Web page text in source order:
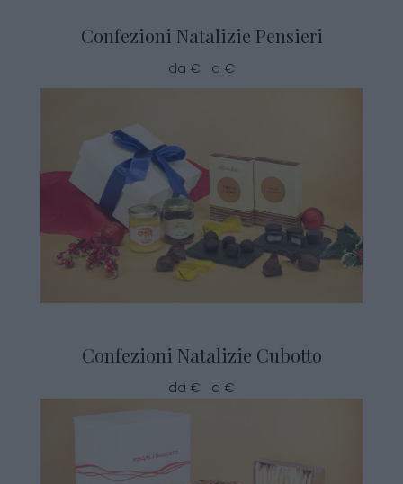
Confezioni Natalizie Pensieri
da € a €
Confezioni Natalizie Cubotto
da € a €